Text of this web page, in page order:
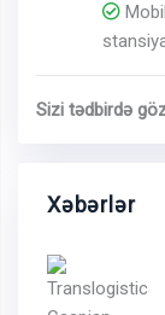
Sizi tədbirdə
Xəbərlər